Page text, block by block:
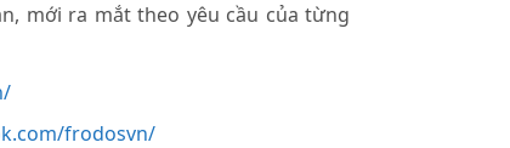
mới ra mắt theo yêu cầu của từng
frodosvn/